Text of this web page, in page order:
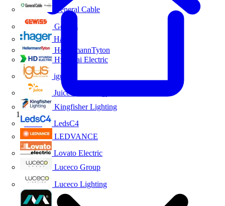
General Cable
Gewiss
Hager
HellermannTyton
Hyundai Electric
igus
Juice Technology
Kingfisher Lighting
LedsC4
LEDVANCE
Lovato Electric
Luceco Group
Luceco Lighting
Inicio